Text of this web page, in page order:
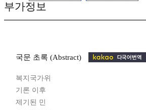
부가정보
국문 초록 (Abstract)
복지국가위
기론 이후
제기된 민